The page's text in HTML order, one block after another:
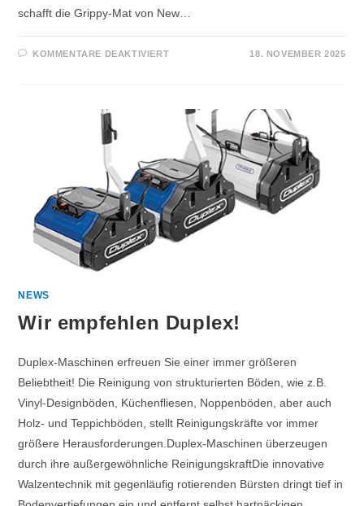
schafft die Grippy-Mat von New…
KOMMENTARE DEAKTIVIERT 18. NOVEMBER 2025
NEWS
Wir empfehlen Duplex!
Duplex-Maschinen erfreuen Sie einer immer größeren
Beliebtheit! Die Reinigung von strukturierten Böden, wie z.B.
Vinyl-Designböden, Küchenfliesen, Noppenböden, aber auch
Holz- und Teppichböden, stellt Reinigungskräfte vor immer
größere Herausforderungen.Duplex-Maschinen überzeugen
durch ihre außergewöhnliche ReinigungskraftDie innovative
Walzentechnik mit gegenläufig rotierenden Bürsten dringt tief in